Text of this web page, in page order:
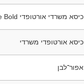
כיסא משרדי אורטופדי White Bold
כיסא אורטופדי משרדי
אפור־לבן